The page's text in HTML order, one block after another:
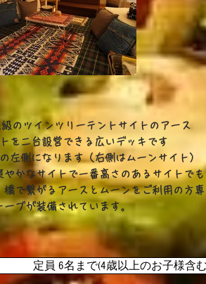
級のツインツリーテントサイトのアース
を二台設営できる広いデッキです
左側になります（右側はムーンサイト）
かなサイトで一番高さのあるサイトで
で繋がるアースとムーンをご利用の方
ーブが装備されています。
定員 6名まで(4歳以上のお子様含